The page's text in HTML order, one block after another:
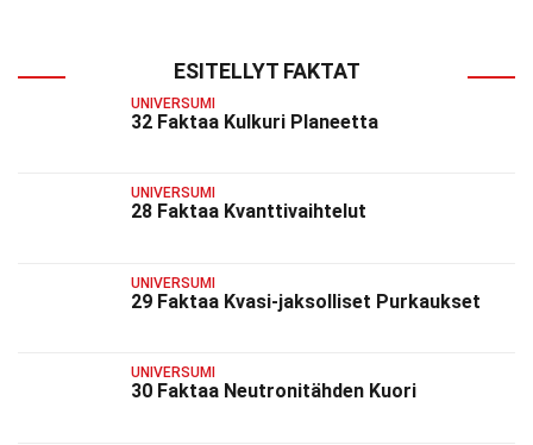
ESITELLYT FAKTAT
UNIVERSUMI
32 Faktaa Kulkuri Planeetta
UNIVERSUMI
28 Faktaa Kvanttivaihtelut
UNIVERSUMI
29 Faktaa Kvasi-jaksolliset Purkaukset
UNIVERSUMI
30 Faktaa Neutronitähden Kuori